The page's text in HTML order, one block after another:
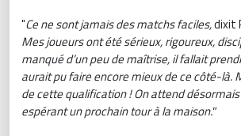
"Ce ne sont jamais des matchs faciles,dixit
Mes joueurs ont été sérieux, rigoureux,
manqué d’un peu de maîtrise, il fallait
aurait pu faire encore mieux de ce côté-là.
de cette qualification ! On attend
espérant un prochain tour à la maison."